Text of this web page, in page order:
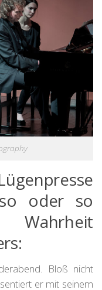
oder so
Bloß nicht
er mit seinem